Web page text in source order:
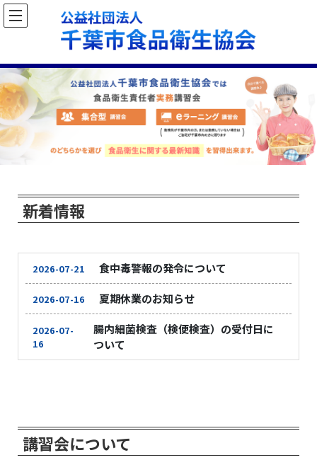
t
l
e
n
a
v
i
g
n新着情報
2026-07-21 食中毒警報の発令について
2026-07-16 夏期休業のお知らせ
2026-07-
16
腸内細菌検査（検便検査）の受付日に
ついて
講習会について